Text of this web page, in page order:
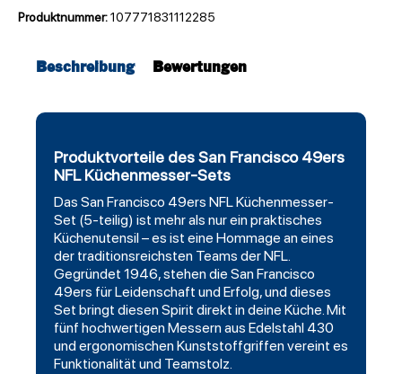
Produktnummer:107771831112285
Beschreibung Bewertungen
Produktvorteile des San Francisco 49ers
NFL Küchenmesser-Sets
Das San Francisco 49ers NFL Küchenmesser-
Set (5-teilig) ist mehr als nur ein praktisches
Küchenutensil – es ist eine Hommage an eines
der traditionsreichsten Teams der NFL.
Gegründet 1946, stehen die San Francisco
49ers für Leidenschaft und Erfolg, und dieses
Set bringt diesen Spirit direkt in deine Küche. Mit
fünf hochwertigen Messern aus Edelstahl 430
und ergonomischen Kunststoffgriffen vereint es
Funktionalität und Teamstolz.